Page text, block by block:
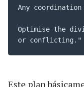
Any
Optimise the
or conflicting."
Este plan